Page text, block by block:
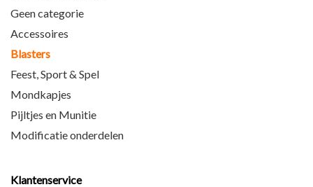
Geen categorie
Accessoires
Blasters
Feest, Sport & Spel
Mondkapjes
Pijltjes en Munitie
Modificatie onderdelen
Klantenservice